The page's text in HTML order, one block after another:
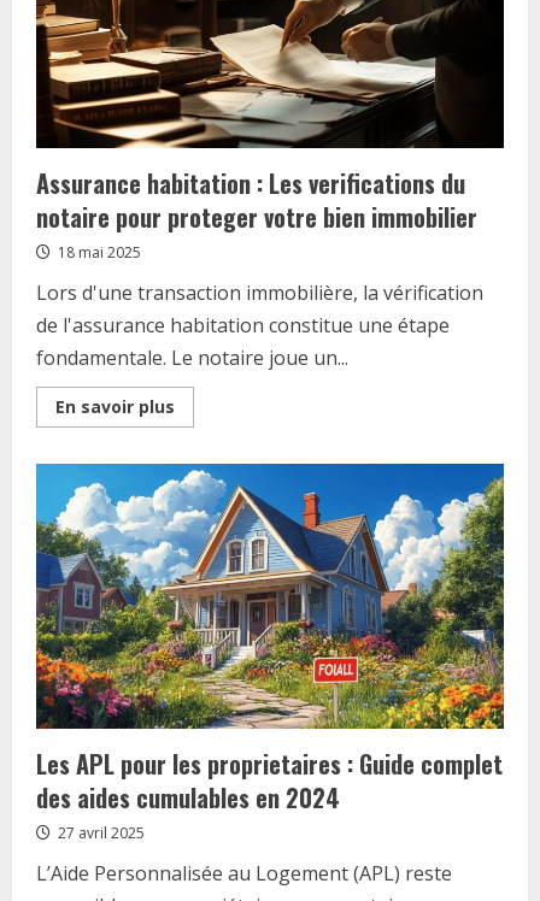
savoir
Assurance habitation : Les verifications du
notaire pour proteger votre bien immobilier
18 mai 2025
Lors d'une transaction immobilière, la vérification
de l'assurance habitation constitue une étape
fondamentale. Le notaire joue un...
En savoir plus
more
habitation
:
Les
verifications
du
notaire
pour
proteger
votre
bien
immobilier
Les APL pour les proprietaires : Guide complet
des aides cumulables en 2024
27 avril 2025
L’Aide Personnalisée au Logement (APL) reste